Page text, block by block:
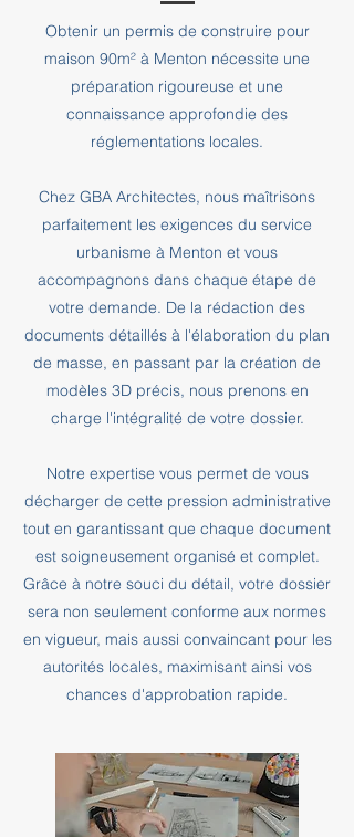
Obtenir un permis de construire pour
maison 90m² à Menton nécessite une
préparation rigoureuse et une
connaissance approfondie des
réglementations locales.
Chez GBA Architectes, nous maîtrisons
parfaitement les exigences du service
urbanisme à Menton et vous
accompagnons dans chaque étape de
votre demande. De la rédaction des
documents détaillés à l'élaboration du plan
de masse, en passant par la création de
modèles 3D précis, nous prenons en
charge l'intégralité de votre dossier.
Notre expertise vous permet de vous
décharger de cette pression administrative
tout en garantissant que chaque document
est soigneusement organisé et complet.
Grâce à notre souci du détail, votre dossier
sera non seulement conforme aux normes
en vigueur, mais aussi convaincant pour les
autorités locales, maximisant ainsi vos
chances d'approbation rapide.